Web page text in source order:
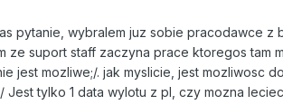
pytanie, wybralem juz sobie pracodawce z
suport staff zaczyna prace ktoregos tam
mozliwe;/. jak myslicie, jest mozliwosc
tylko 1 data wylotu z pl, czy mozna